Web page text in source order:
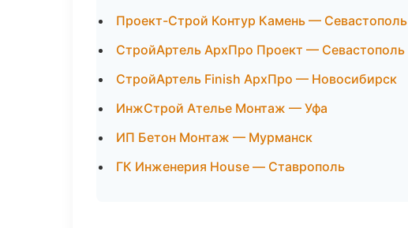
Проект-Строй Контур Камень — Севастополь
СтройАртель АрхПро Проект — Севастополь
СтройАртель Finish АрхПро — Новосибирск
ИнжСтрой Ателье Монтаж — Уфа
ИП Бетон Монтаж — Мурманск
ГК Инженерия House — Ставрополь